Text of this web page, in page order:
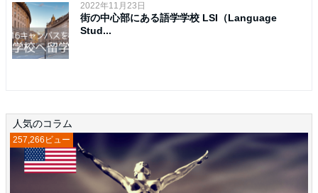
2022年11月23日
街の中心部にある語学学校 LSI（Language
Stud...
人気のコラム
257,266ビュー